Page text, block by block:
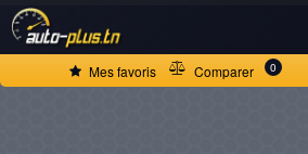
Mes favoris Comparer 0
ACCUEIL